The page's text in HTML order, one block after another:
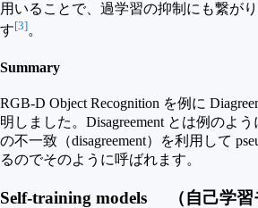
用いることで、過学習の抑制にも繋が
す[3]。
Summary
RGB-D Object Recognition を例に
明しました。Disagreement とは例のよ
の不一致（disagreement）を利用して
るのでそのように呼ばれます。
Self-training models （自己学習